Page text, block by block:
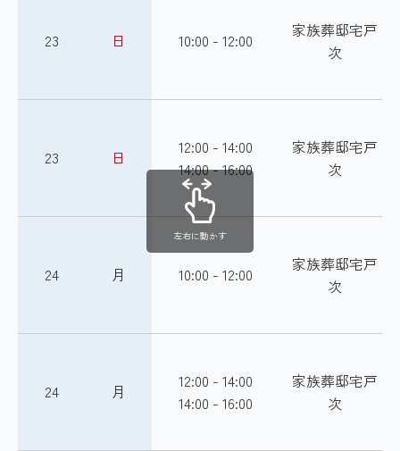
23 日 10:00 - 12:00
家族葬邸宅戸
次
23 日
12:00 - 14:00
14:00 - 16:00
家族葬邸宅戸
次
24 月 10:00 - 12:00
家族葬邸宅戸
次
24 月
12:00 - 14:00
14:00 - 16:00
家族葬邸宅戸
次
左右に動かす